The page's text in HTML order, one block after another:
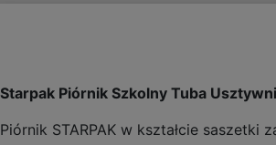
Starpak Piórnik Szkolny Tuba
Piórnik STARPAK w kształcie